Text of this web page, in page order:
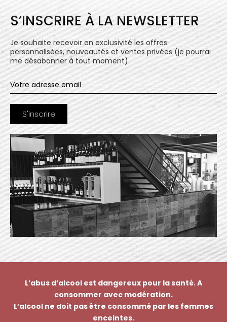
S’INSCRIRE À LA NEWSLETTER
Je souhaite recevoir en exclusivité les offres
personnalisées, nouveautés et ventes privées (je pourrai
me désabonner à tout moment).
L’abus d’alcool est dangereux pour la santé. A
consommer avec modération.
L’alcool ne doit pas être consommé par les femmes
enceintes.